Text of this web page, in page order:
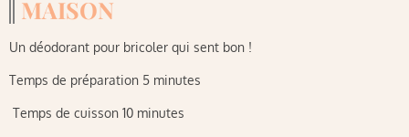
MAISON
Un déodorant pour bricoler qui sent bon !
Temps de préparation 5 minutes
Temps de cuisson 10 minutes